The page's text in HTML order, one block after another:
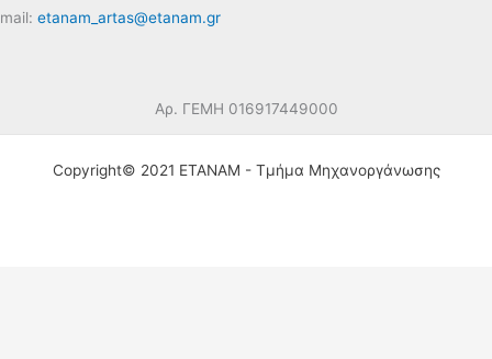
mail: etanam_artas@etanam.gr
Αρ. ΓΕΜΗ 016917449000
Copyright© 2021 ΕΤΑΝΑΜ - Τμήμα Μηχανοργάνωσης